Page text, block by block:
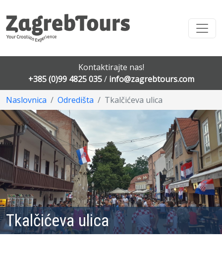
Kontaktirajte nas!
+385 (0)99 4825 035/ info@zagrebtours.com
Naslovnica
Odredišta Tkalčićeva ulica
Tkalčićeva ulica